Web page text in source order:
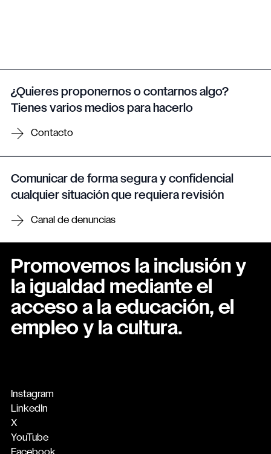
¿Quieres proponernos o contarnos algo?
Tienes varios medios para hacerlo
Contacto
Comunicar de forma segura y confidencial
cualquier situación que requiera revisión
Canal de denuncias
Promovemos la inclusión y
la igualdad mediante el
acceso a la educación, el
empleo y la cultura.
Instagram
LinkedIn
X
YouTube